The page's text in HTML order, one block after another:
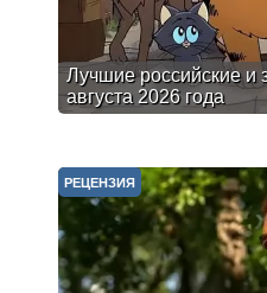
Лучшие российские и
августа 2026 года
РЕЦЕНЗИЯ